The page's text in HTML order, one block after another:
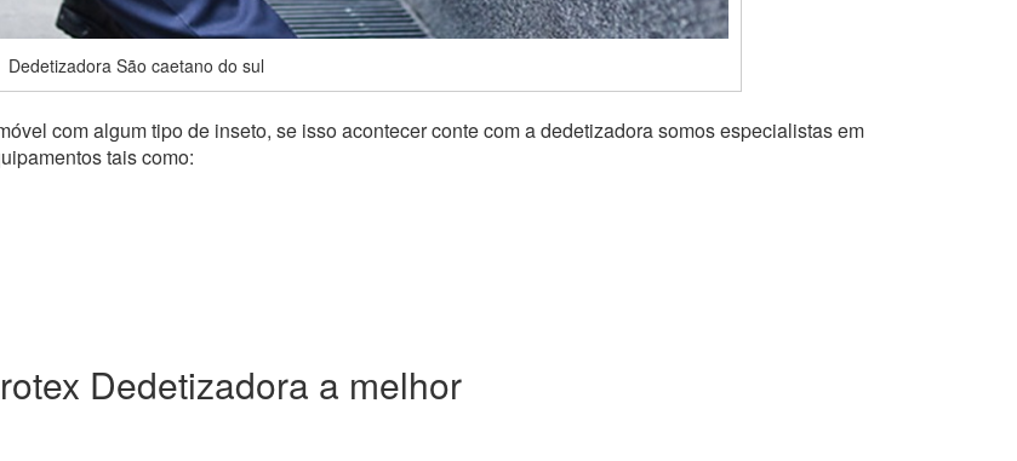
Dedetizadora São caetano do sul
com algum tipo de inseto, se isso acontecer conte com a dedetizadora somos especialistas em
tais como:
Dedetizadora a melhor